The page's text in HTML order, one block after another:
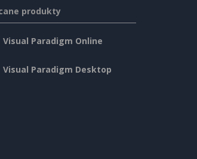
produkty
Visual Paradigm Online
Visual Paradigm Desktop